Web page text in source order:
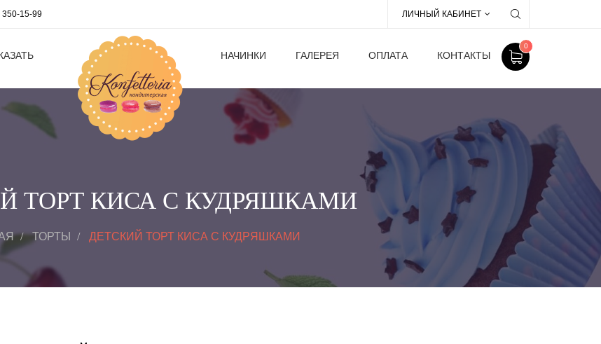
350-15-99 ЛИЧНЫЙ КАБИНЕТ
НАЧИНКИ ГАЛЕРЕЯ ОПЛАТА КОНТАКТЫ
0
ТОРТ КИСА С КУДРЯШКАМИ
ТОРТЫ ДЕТСКИЙ ТОРТ КИСА С КУДРЯШКАМИ